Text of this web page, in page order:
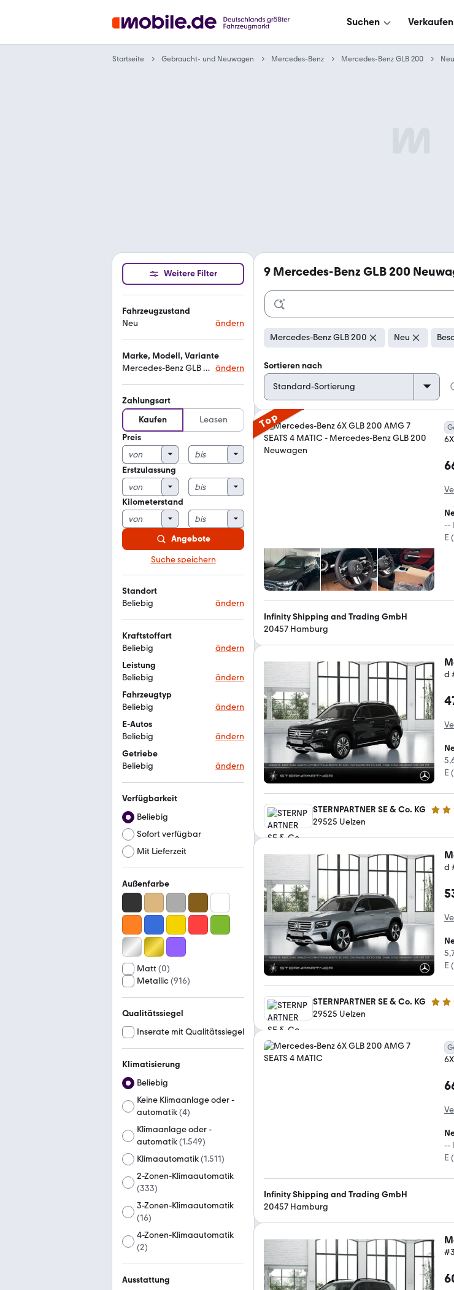
Suchen Verkaufen
Startseite Gebraucht- und Neuwagen Mercedes-Benz Mercedes-Benz GLB 200
Weitere Filter
Fahrzeugzustand
Neu
ändern
Marke, Modell, Variante
Mercedes-Benz GLB 200 ändern
Zahlungsart
Kaufen
Leasen
Preis
Erstzulassung
Kilometerstand
Angebote
Suche speichern
Standort
Beliebig
ändern
Kraftstoffart
Beliebig
ändern
Leistung
Beliebig
ändern
Fahrzeugtyp
Beliebig
ändern
E-Autos
Beliebig
ändern
Getriebe
Beliebig
ändern
Verfügbarkeit
Beliebig
Sofort verfügbar
Mit Lieferzeit
Außenfarbe
Matt (0)
Metallic(916)
Qualitätssiegel
Inserate mit Qualitätssiegel
Klimatisierung
Beliebig
Keine Klimaanlage oder -
automatik(4)
Klimaanlage oder -
automatik(1.549)
Klimaautomatik(1.511)
2-Zonen-Klimaautomatik
(333)
3-Zonen-Klimaautomatik
(16)
4-Zonen-Klimaautomatik
(2)
Ausstattung
9 Mercedes-Benz GLB 200
Mercedes-Benz GLB 200 Neu
Sortieren nach
Top
--
E
Infinity Shipping and Trading GmbH
20457 Hamburg
d
E
STERNPARTNER SE & Co. KG 4.9
29525 Uelzen
d
E
STERNPARTNER SE & Co. KG 4.9
29525 Uelzen
--
E
Infinity Shipping and Trading GmbH
20457 Hamburg